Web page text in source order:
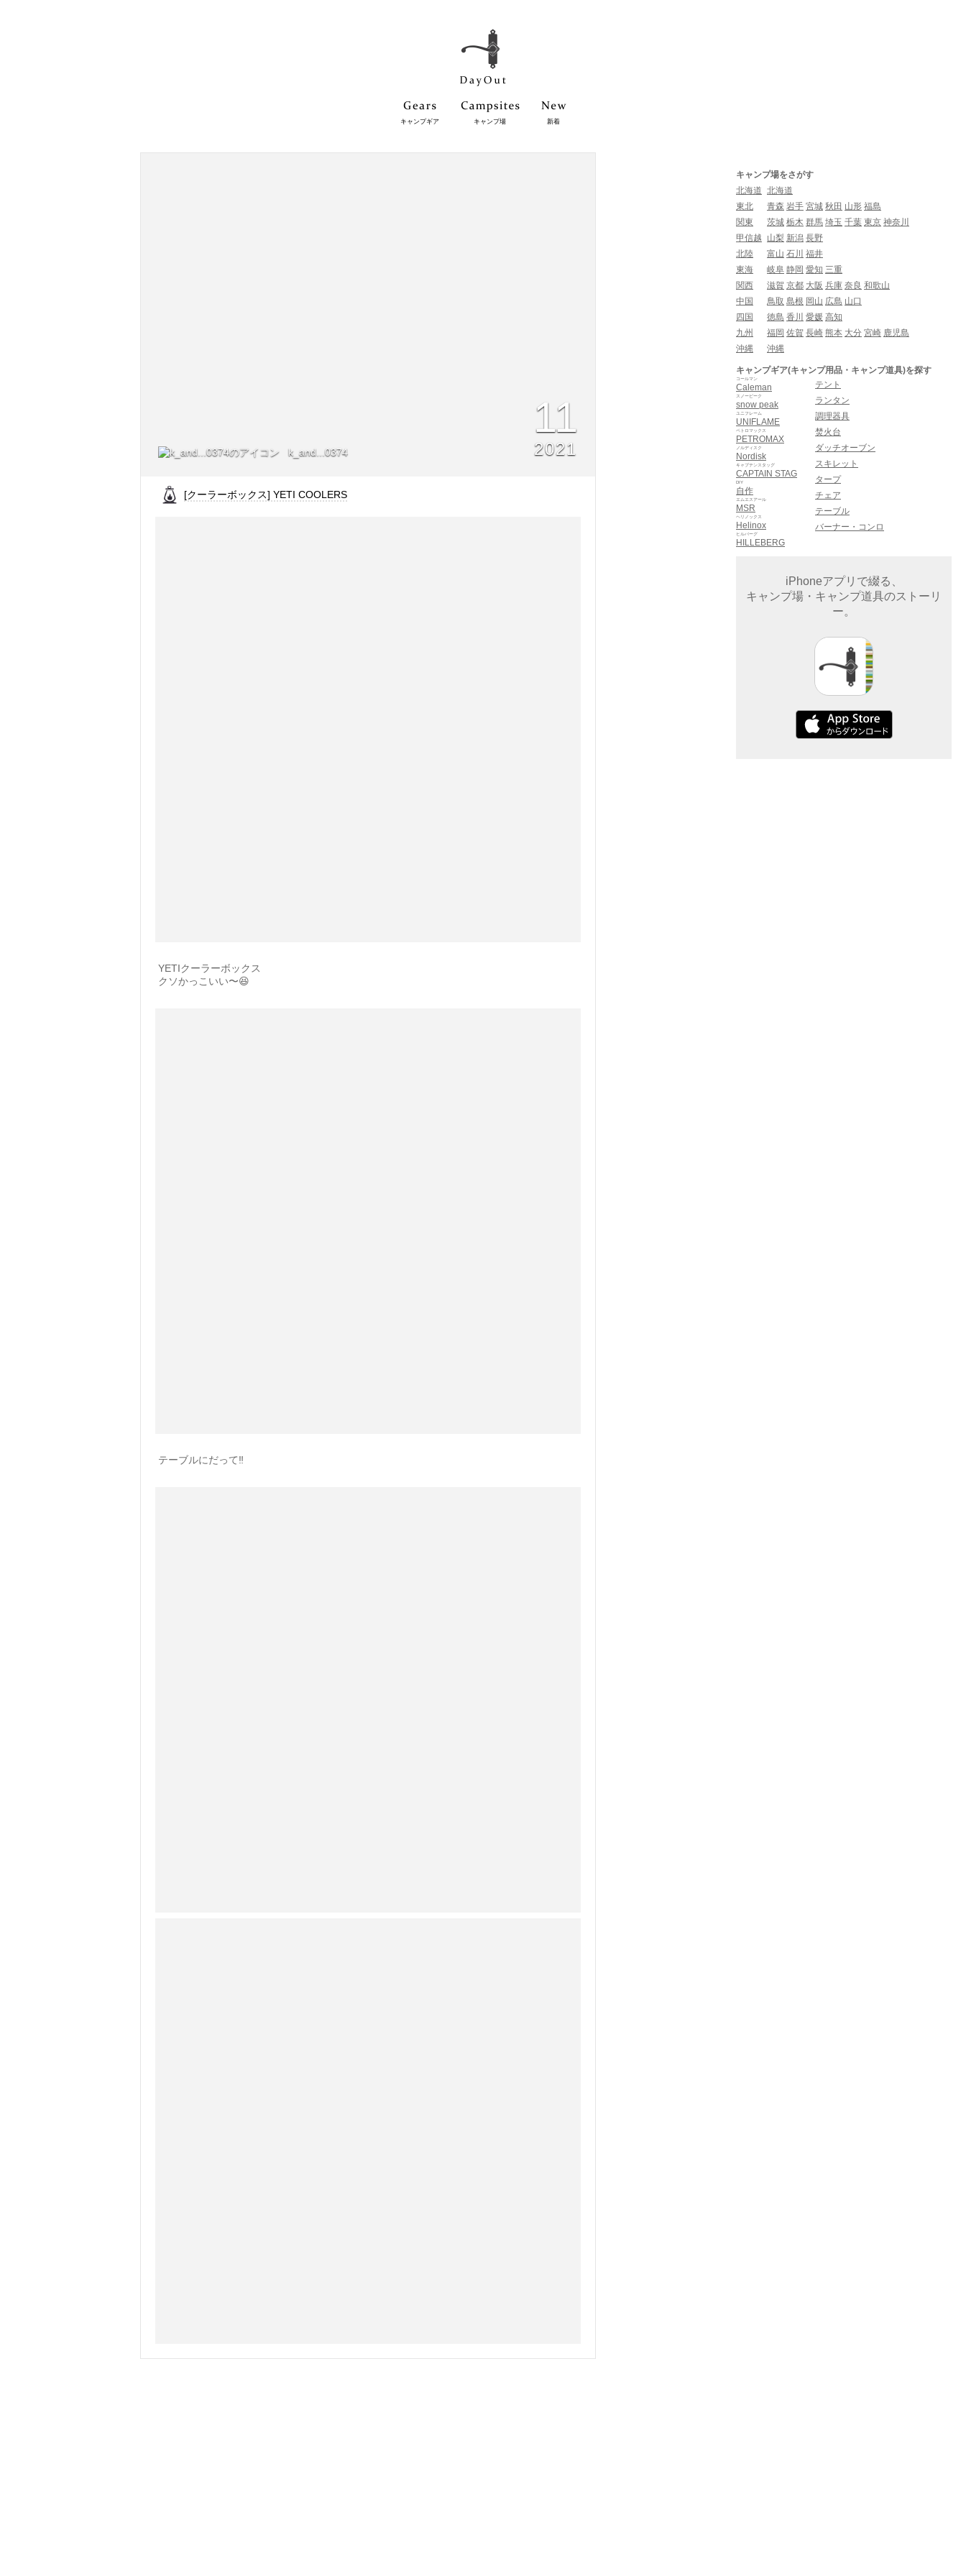
キャンプギア キャンプ場 新着
k_and...0374
11
2021
[クーラーボックス] YETI COOLERS
YETIクーラーボックス
クソかっこいい〜😆
テーブルにだって‼️
キャンプ場をさがす
北海道 北海道
東北
青森 岩手 宮城 秋田 山形 福島
関東
茨城 栃木 群馬 埼玉 千葉 東京 神奈川
甲信越
山梨 新潟 長野
北陸
富山 石川 福井
東海
岐阜 静岡 愛知 三重
関西
滋賀 京都 大阪 兵庫 奈良 和歌山
中国
鳥取 島根 岡山 広島 山口
四国
徳島 香川 愛媛 高知
九州
福岡 佐賀 長崎 熊本 大分 宮崎 鹿児島
沖縄
沖縄
キャンプギア(キャンプ用品・キャンプ道具)を探す
Caleman
コールマン
snow peak
スノーピーク
UNIFLAME
ユニフレーム
PETROMAX
ペトロマックス
Nordisk
ノルディスク
CAPTAIN STAG
キャプテンスタッグ
自作
DIY
MSR
エムエスアール
Helinox
ヘリノックス
HILLEBERG
ヒルバーグ
テント
ランタン
調理器具
焚火台
ダッチオーブン
スキレット
タープ
チェア
テーブル
バーナー・コンロ
iPhoneアプリで綴る、
キャンプ場・キャンプ道具のストーリ
ー。